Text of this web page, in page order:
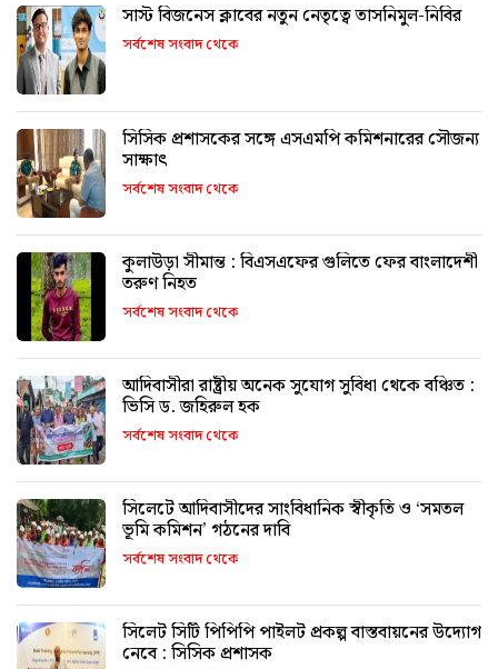
সাস্ট বিজনেস ক্লাবের নতুন নেতৃত্বে তাসনিমুল-নিবির
সর্বশেষ সংবাদ থেকে
সিসিক প্রশাসকের সঙ্গে এসএমপি কমিশনারের সৌজন্য
সাক্ষাৎ
সর্বশেষ সংবাদ থেকে
কুলাউড়া সীমান্ত : বিএসএফের গুলিতে ফের বাংলাদেশী
তরুণ নিহত
সর্বশেষ সংবাদ থেকে
আদিবাসীরা রাষ্ট্রীয় অনেক সুযোগ সুবিধা থেকে বঞ্চিত :
ভিসি ড. জহিরুল হক
সর্বশেষ সংবাদ থেকে
সিলেটে আদিবাসীদের সাংবিধানিক স্বীকৃতি ও ‘সমতল
ভূমি কমিশন’ গঠনের দাবি
সর্বশেষ সংবাদ থেকে
সিলেট সিটি পিপিপি পাইলট প্রকল্প বাস্তবায়নের উদ্যোগ
নেবে : সিসিক প্রশাসক